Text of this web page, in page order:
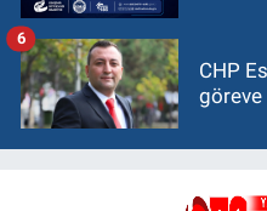
CHP
göreve
6